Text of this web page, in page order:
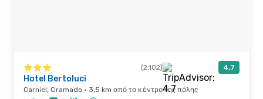
(2.102) 4,7
Hotel Bertoluci
Carniel, Gramado · 3,5 km από το κέντρο της πόλης